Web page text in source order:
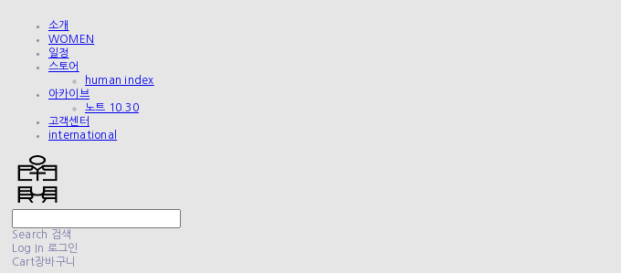
소개
WOMEN
일정
스토어
human index
아카이브
노트 10.30
고객센터
international
Search 검색
Log In 로그인
Cart장바구니